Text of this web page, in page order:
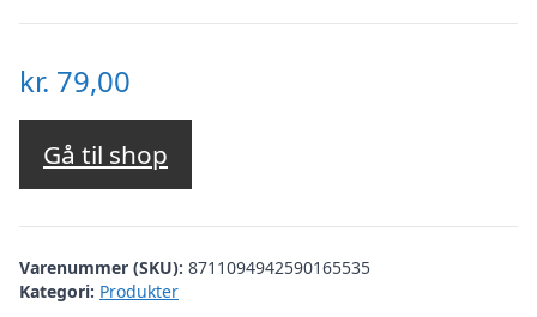
kr. 79,00
Gå til shop
Varenummer (SKU): 8711094942590165535
Kategori: Produkter